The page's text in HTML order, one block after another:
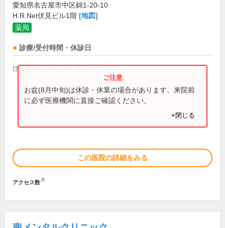
愛知県名古屋市中区錦1-20-10
H.R.Net伏見ビル1階 [地図]
薬局
診療/受付時間・休診日
(営業時間は直接お問い合わせください)
お盆(8月中旬)は休診・休業の場合があります。来院前
に必ず医療機関に直接ご確認ください。
×閉じる
この医院の詳細をみる
アクセス数※